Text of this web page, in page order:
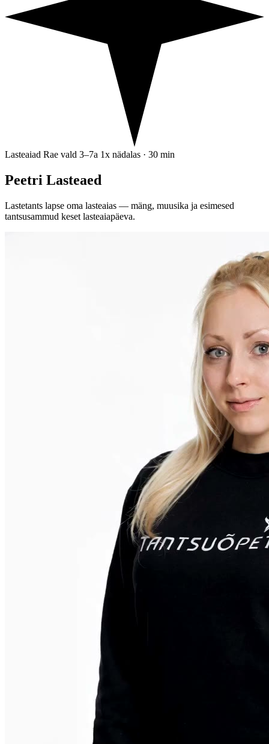
Lasteaiad Rae vald 3–7a 1x nädalas · 30 min
Peetri Lasteaed
Lastetants lapse oma lasteaias — mäng, muusika ja esimesed
tantsusammud keset lasteaiapäeva.